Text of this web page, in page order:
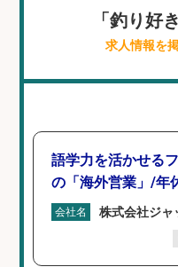
「釣り好
求人情報を
語学力を活かせる
の「海外営業」/年
会社名 株式会社ジャ